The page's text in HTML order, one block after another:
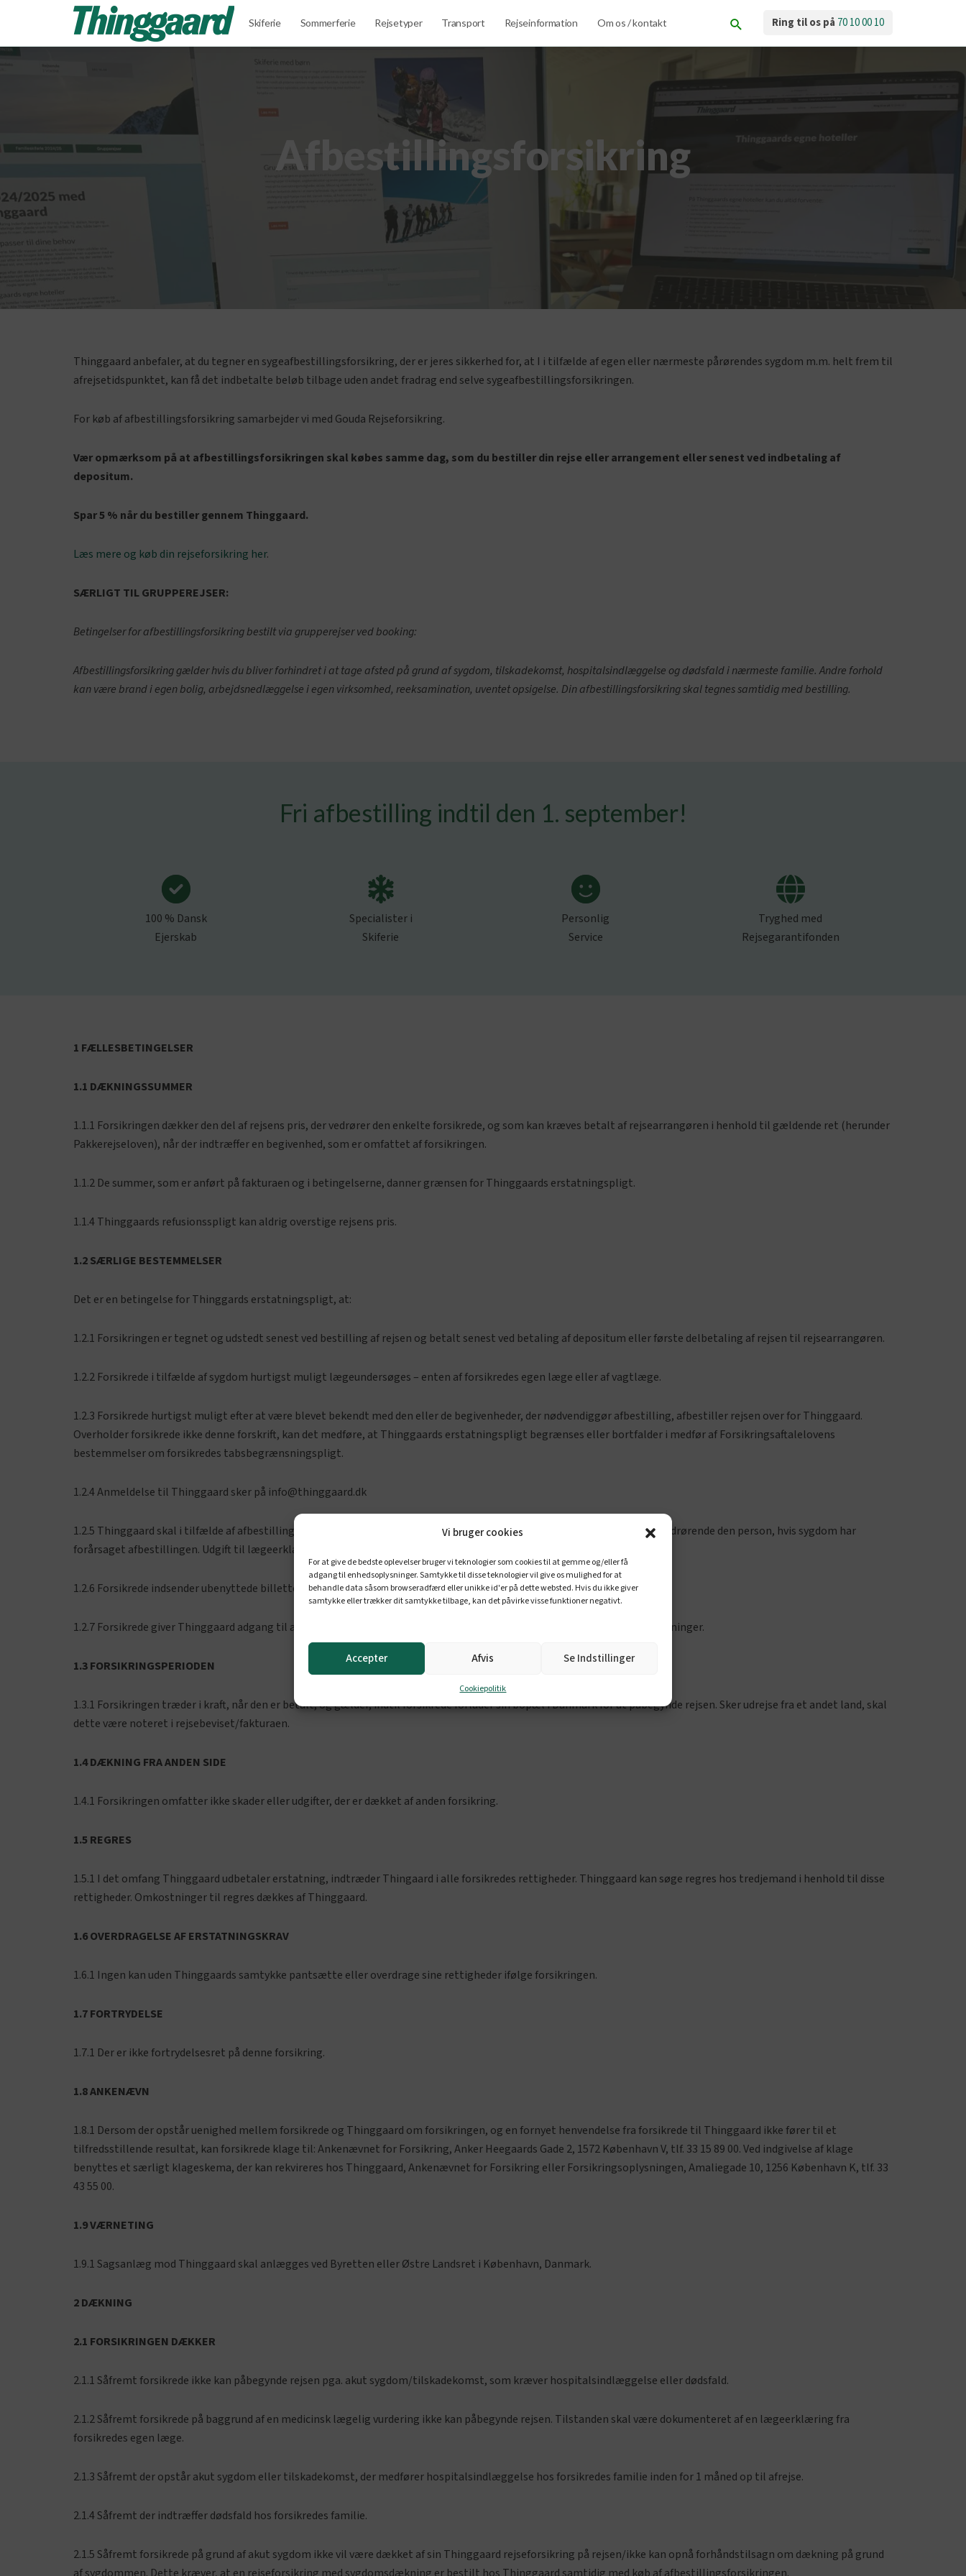
Vi bruger cookies
For at give de bedste oplevelser bruger vi teknologier som cookies til at gemme og/eller få
adgang til enhedsoplysninger. Samtykke til disse teknologier vil give os mulighed for at
behandle data såsom browseradfærd eller unikke id'er på dette websted. Hvis du ikke giver
samtykke eller trækker dit samtykke tilbage, kan det påvirke visse funktioner negativt.
Accepter Afvis Se Indstillinger
Cookiepolitik
Skiferie Sommerferie Rejsetyper Transport Rejseinformation Om os / kontakt Ring til os på 70 10 00 10
Afbestillingsforsikring
Thinggaard anbefaler, at du tegner en sygeafbestillingsforsikring, der er jeres sikkerhed for, at I i tilfælde af egen eller nærmeste pårørendes sygdom m.m. helt frem til
afrejsetidspunktet, kan få det indbetalte beløb tilbage uden andet fradrag end selve sygeafbestillingsforsikringen.
For køb af afbestillingsforsikring samarbejder vi med Gouda Rejseforsikring.
Vær opmærksom på at afbestillingsforsikringen skal købes samme dag, som du bestiller din rejse eller arrangement eller senest ved indbetaling af
depositum.
Spar 5 % når du bestiller gennem Thinggaard.
Læs mere og køb din rejseforsikring her.
SÆRLIGT TIL GRUPPEREJSER:
Betingelser for afbestillingsforsikring bestilt via grupperejser ved booking:
Afbestillingsforsikring gælder hvis du bliver forhindret i at tage afsted på grund af sygdom, tilskadekomst, hospitalsindlæggelse og dødsfald i nærmeste familie. Andre forhold
kan være brand i egen bolig, arbejdsnedlæggelse i egen virksomhed, reeksamination, uventet opsigelse. Din afbestillingsforsikring skal tegnes samtidig med bestilling.
Fri afbestilling indtil den 1. september!
100 % Dansk
Ejerskab
Specialister i
Skiferie
Personlig
Service
Tryghed med
Rejsegarantifonden
1 FÆLLESBETINGELSER
1.1 DÆKNINGSSUMMER
1.1.1 Forsikringen dækker den del af rejsens pris, der vedrører den enkelte forsikrede, og som kan kræves betalt af rejsearrangøren i henhold til gældende ret (herunder
Pakkerejseloven), når der indtræffer en begivenhed, som er omfattet af forsikringen.
1.1.2 De summer, som er anført på fakturaen og i betingelserne, danner grænsen for Thinggaards erstatningspligt.
1.1.4 Thinggaards refusionsspligt kan aldrig overstige rejsens pris.
1.2 SÆRLIGE BESTEMMELSER
Det er en betingelse for Thinggards erstatningspligt, at:
1.2.1 Forsikringen er tegnet og udstedt senest ved bestilling af rejsen og betalt senest ved betaling af depositum eller første delbetaling af rejsen til rejsearrangøren.
1.2.2 Forsikrede i tilfælde af sygdom hurtigst muligt lægeundersøges – enten af forsikredes egen læge eller af vagtlæge.
1.2.3 Forsikrede hurtigst muligt efter at være blevet bekendt med den eller de begivenheder, der nødvendiggør afbestilling, afbestiller rejsen over for Thinggaard.
Overholder forsikrede ikke denne forskrift, kan det medføre, at Thinggaards erstatningspligt begrænses eller bortfalder i medfør af Forsikringsaftalelovens
bestemmelser om forsikredes tabsbegrænsningspligt.
1.2.4 Anmeldelse til Thinggaard sker på info@thinggaard.dk
1.2.5 Thinggaard skal i tilfælde af afbestilling på grund af sygdom eller skade modtage en lægeerklæring i udfyldt stand vedrørende den person, hvis sygdom har
forårsaget afbestillingen. Udgift til lægeerklæring afholdes af forsikrede.
1.2.6 Forsikrede indsender ubenyttede billetter, rejsebevis og kvittering for betaling af rejsen.
1.2.7 Forsikrede giver Thinggaard adgang til alle relevante dokumenter og oplysninger, herunder relevante lægelige oplysninger.
1.3 FORSIKRINGSPERIODEN
1.3.1 Forsikringen træder i kraft, når den er betalt, og gælder, indtil forsikrede forlader sin bopæl i Danmark for at påbegynde rejsen. Sker udrejse fra et andet land, skal
dette være noteret i rejsebeviset/fakturaen.
1.4 DÆKNING FRA ANDEN SIDE
1.4.1 Forsikringen omfatter ikke skader eller udgifter, der er dækket af anden forsikring.
1.5 REGRES
1.5.1 I det omfang Thinggaard udbetaler erstatning, indtræder Thingaard i alle forsikredes rettigheder. Thinggaard kan søge regres hos tredjemand i henhold til disse
rettigheder. Omkostninger til regres dækkes af Thinggaard.
1.6 OVERDRAGELSE AF ERSTATNINGSKRAV
1.6.1 Ingen kan uden Thinggaards samtykke pantsætte eller overdrage sine rettigheder ifølge forsikringen.
1.7 FORTRYDELSE
1.7.1 Der er ikke fortrydelsesret på denne forsikring.
1.8 ANKENÆVN
1.8.1 Dersom der opstår uenighed mellem forsikrede og Thinggaard om forsikringen, og en fornyet henvendelse fra forsikrede til Thinggaard ikke fører til et
tilfredsstillende resultat, kan forsikrede klage til: Ankenævnet for Forsikring, Anker Heegaards Gade 2, 1572 København V, tlf. 33 15 89 00. Ved indgivelse af klage
benyttes et særligt klageskema, der kan rekvireres hos Thinggaard, Ankenævnet for Forsikring eller Forsikringsoplysningen, Amaliegade 10, 1256 København K, tlf. 33
43 55 00.
1.9 VÆRNETING
1.9.1 Sagsanlæg mod Thinggaard skal anlægges ved Byretten eller Østre Landsret i København, Danmark.
2 DÆKNING
2.1 FORSIKRINGEN DÆKKER
2.1.1 Såfremt forsikrede ikke kan påbegynde rejsen pga. akut sygdom/tilskadekomst, som kræver hospitalsindlæggelse eller dødsfald.
2.1.2 Såfremt forsikrede på baggrund af en medicinsk lægelig vurdering ikke kan påbegynde rejsen. Tilstanden skal være dokumenteret af en lægeerklæring fra
forsikredes egen læge.
2.1.3 Såfremt der opstår akut sygdom eller tilskadekomst, der medfører hospitalsindlæggelse hos forsikredes familie inden for 1 måned op til afrejse.
2.1.4 Såfremt der indtræffer dødsfald hos forsikredes familie.
2.1.5 Såfremt forsikrede på grund af akut sygdom ikke vil være dækket af sin Thinggaard rejseforsikring på rejsen/ikke kan opnå forhåndstilsagn om dækning på grund